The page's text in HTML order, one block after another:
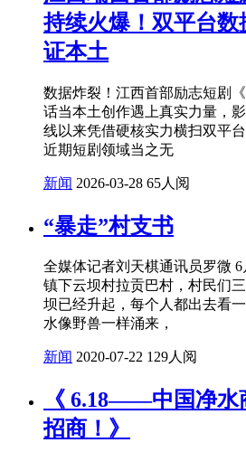
持续火爆！双平台
证本土
数据炸裂！江西首部励志短剧
话当本土创作遇上真实力量，
线以来凭借硬核实力横扫双平
近期短剧领域当之无
新闻 2026-03-28 65人阅
“暴走”村支书
全媒体记者刘天棋通讯员罗微
镇下云坝村拉贡巴村，村民们
坝已经升起，每个人都出去看
水像野兽一样涌来，
新闻 2020-07-22 129人阅
《 6.18——中国净水
招商！》